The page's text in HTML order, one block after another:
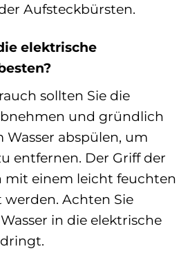
Aufsteckbürsten.
elektrische
sollten Sie die
und gründlich
abspülen, um
entfernen. Der Griff der
mit einem leicht feuchten
Achten Sie
in die elektrische